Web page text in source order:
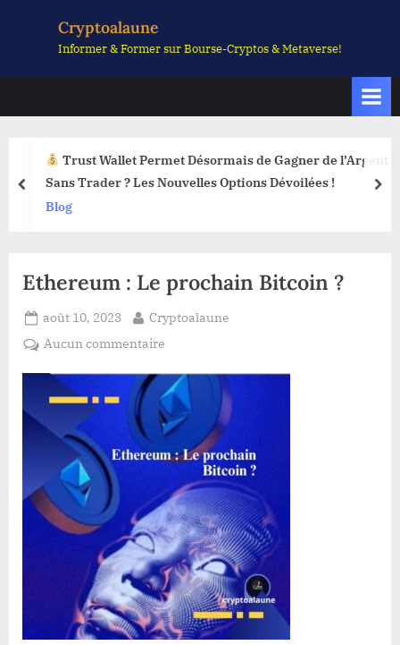
Cryptoalaune
Informer & Former sur Bourse-Cryptos & Metaverse!
Trust Wallet Permet Désormais de Gagner de l’Argent
Sans Trader ? Les Nouvelles Options Dévoilées !
Blog
prev
Ethereum : Le prochain Bitcoin ?
Posted
on
août 10, 2023 By
Cryptoalaune
Aucun commentaire
:
Le
prochain
Bitcoin
?